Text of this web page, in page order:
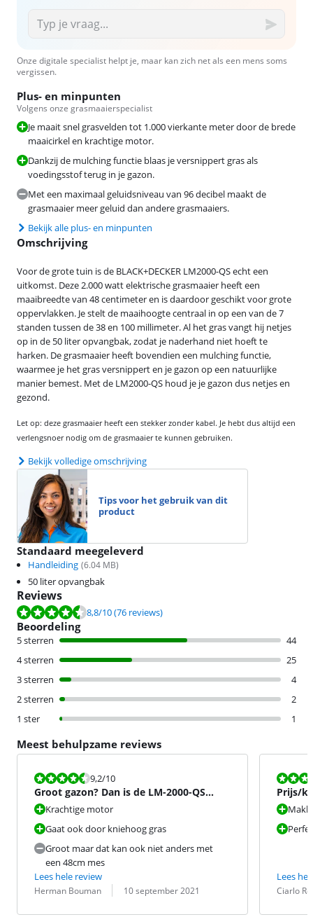
Onze digitale specialist helpt je, maar kan zich net als een mens soms
vergissen.
Plus- en minpunten
Volgens onze grasmaaierspecialist
Je maait snel grasvelden tot 1.000 vierkante meter door de brede
maaicirkel en krachtige motor.
Dankzij de mulching functie blaas je versnippert gras als
voedingsstof terug in je gazon.
Met een maximaal geluidsniveau van 96 decibel maakt de
grasmaaier meer geluid dan andere grasmaaiers.
Bekijk alle plus- en minpunten
Omschrijving
Voor de grote tuin is de BLACK+DECKER LM2000-QS echt een
uitkomst. Deze 2.000 watt elektrische grasmaaier heeft een
maaibreedte van 48 centimeter en is daardoor geschikt voor grote
oppervlakken. Je stelt de maaihoogte centraal in op een van de 7
standen tussen de 38 en 100 millimeter. Al het gras vangt hij netjes
op in de 50 liter opvangbak, zodat je naderhand niet hoeft te
harken. De grasmaaier heeft bovendien een mulching functie,
waarmee je het gras versnippert en je gazon op een natuurlijke
manier bemest. Met de LM2000-QS houd je je gazon dus netjes en
gezond.
Let op: deze grasmaaier heeft een stekker zonder kabel. Je hebt dus altijd een
verlengsnoer nodig om de grasmaaier te kunnen gebruiken.
Bekijk volledige omschrijving
Tips voor het gebruik van dit
product
Standaard meegeleverd
Handleiding (6.04 MB)
50 liter opvangbak
Reviews
Beoordeling is 8,8 van de 10, gebaseerd op 76 reviews.
8,8/10(76 reviews)
Beoordeling
5 sterren
44
4 sterren
25
3 sterren
4
2 sterren
2
1 ster
1
Meest behulpzame reviews
Beoordeling is 9,2 van de 10.
9,2/10
Groot gazon? Dan is de LM-2000-QS
'Hellraiser' ideaal.
Krachtige motor
Gaat ook door kniehoog gras
Groot maar dat kan ook niet anders met
een 48cm mes
Lees hele review
Beoordeling door:
Herman Bouman
Datum: 10 september 2021
Prijs/
Lees
Ciarlo
Datum: